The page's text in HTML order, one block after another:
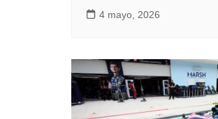
4 mayo, 2026